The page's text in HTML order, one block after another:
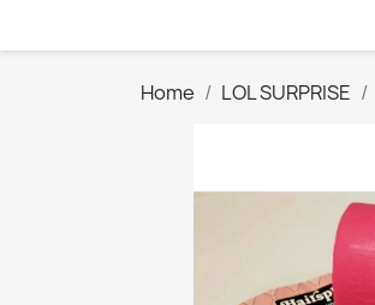
Home LOL SURPRISE